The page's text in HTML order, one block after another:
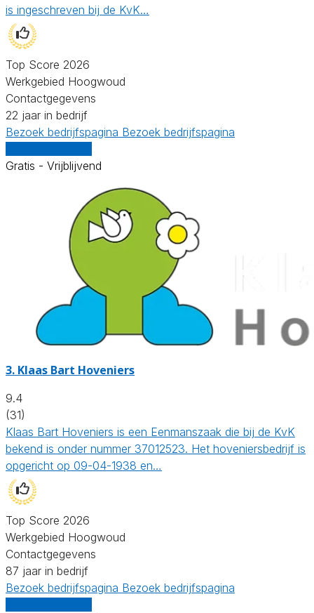
is ingeschreven bij de KvK…
Top Score 2026
Werkgebied Hoogwoud
Contactgegevens
22 jaar in bedrijf
Bezoek bedrijfspagina Bezoek bedrijfspagina
Gratis - Vrijblijvend
3. Klaas Bart Hoveniers
9.4
(31)
Klaas Bart Hoveniers is een Eenmanszaak die bij de KvK
bekend is onder nummer 37012523. Het hoveniersbedrijf is
opgericht op 09-04-1938 en…
Top Score 2026
Werkgebied Hoogwoud
Contactgegevens
87 jaar in bedrijf
Bezoek bedrijfspagina Bezoek bedrijfspagina